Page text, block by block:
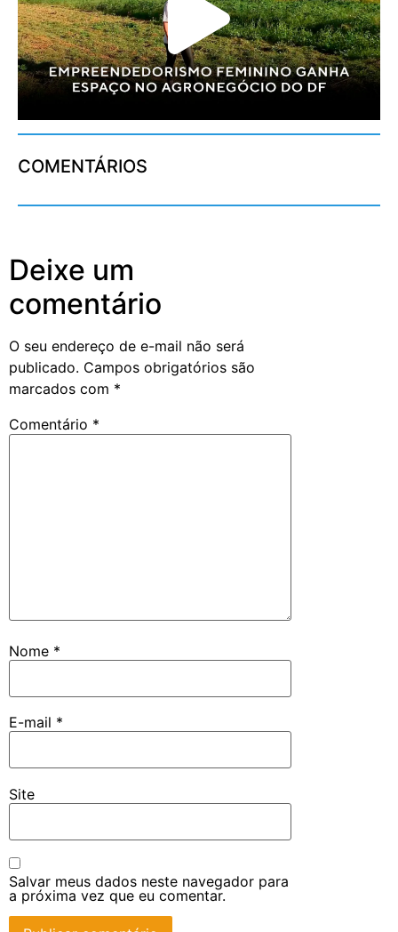
COMENTÁRIOS
Deixe um
comentário
O seu endereço de e-mail não será
publicado. Campos obrigatórios são
marcados com *
Comentário *
Nome *
E-mail *
Site
Salvar meus dados neste navegador para
a próxima vez que eu comentar.